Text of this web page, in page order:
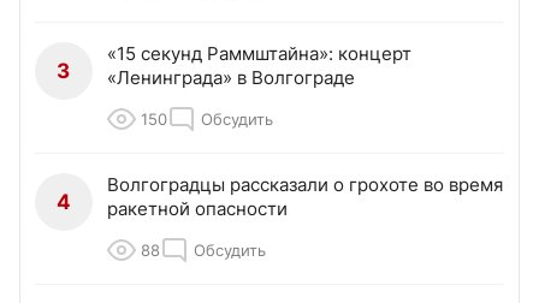
3
«15 секунд Раммштайна»: концерт
«Ленинграда» в Волгограде
150 Обсудить
4
Волгоградцы рассказали о грохоте во время
ракетной опасности
88 Обсудить